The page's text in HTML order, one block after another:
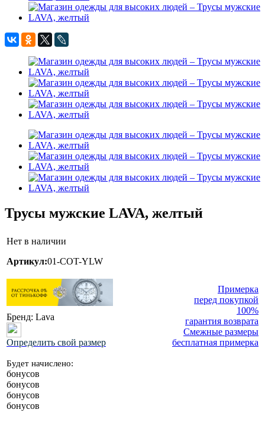
Трусы мужские LAVA, желтый
Нет в наличии
Артикул:01-COT-YLW
Бренд: Lava
Определить свой размер
Примерка
перед покупкой
100%
гарантия возврата
Смежные размеры
бесплатная примерка
Будет начислено:
бонусов
бонусов
бонусов
бонусов